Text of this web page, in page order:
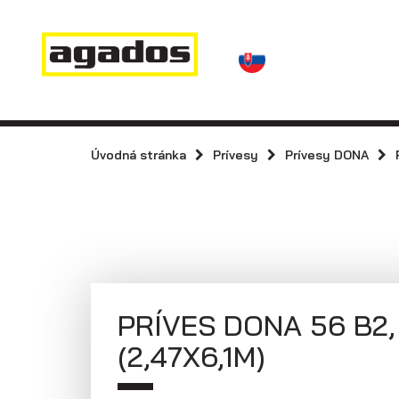
Novinky a články
Prívesy
Agados
kolesami vedľa
Úvodná stránka Prívesy Prívesy DONA
PRÍVES DONA 56
(2,47X6,1M)